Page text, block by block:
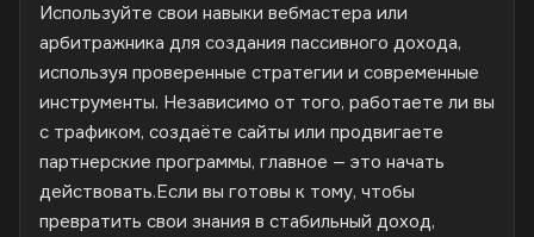
Используйте свои навыки вебмастера или
арбитражника для создания пассивного дохода,
используя проверенные стратегии и современные
инструменты. Независимо от того, работаете ли вы
с трафиком, создаёте сайты или продвигаете
партнерские программы, главное — это начать
действовать.Если вы готовы к тому, чтобы
превратить свои знания в стабильный доход,